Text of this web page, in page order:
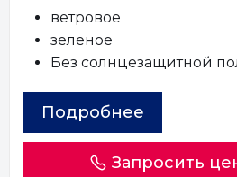
ветровое
зеленое
Без солнцезащитной
Подробнее
Запросить